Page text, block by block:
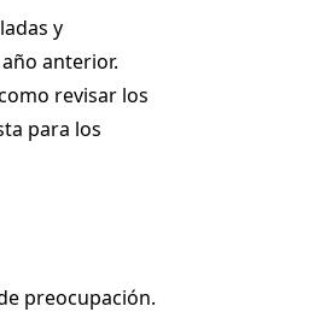
y
anterior.
revisar los
para los
preocupación.